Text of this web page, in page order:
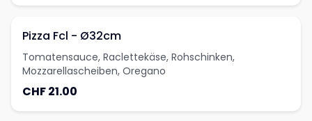
Pizza Fcl - Ø32cm
Tomatensauce, Raclettekäse, Rohschinken,
Mozzarellascheiben, Oregano
CHF 21.00